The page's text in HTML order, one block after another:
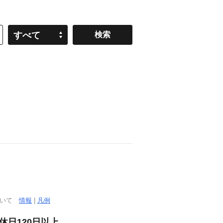
すべて
いて情報 凡例